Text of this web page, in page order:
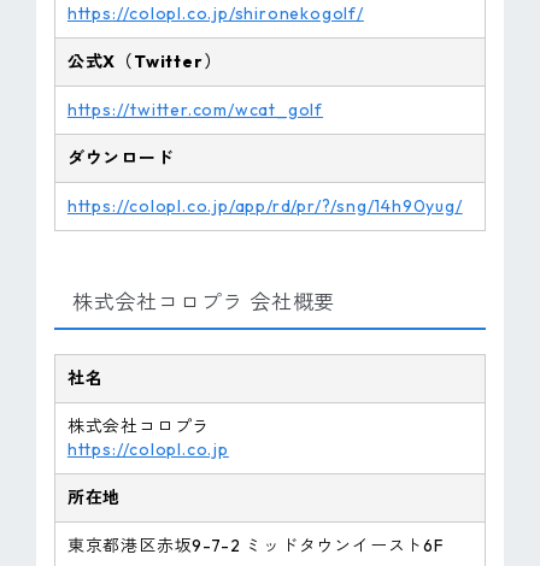
https://colopl.co.jp/shironekogolf/
公式X（Twitter）
https://twitter.com/wcat_golf
ダウンロード
https://colopl.co.jp/app/rd/pr/?/sng/14h90yug/
株式会社コロプラ 会社概要
社名
株式会社コロプラ
https://colopl.co.jp
所在地
東京都港区赤坂9-7-2 ミッドタウンイースト6F